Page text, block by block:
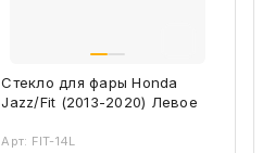
Стекло для фары Honda
Jazz/Fit (2013-2020) Левое
Арт: FIT-14L